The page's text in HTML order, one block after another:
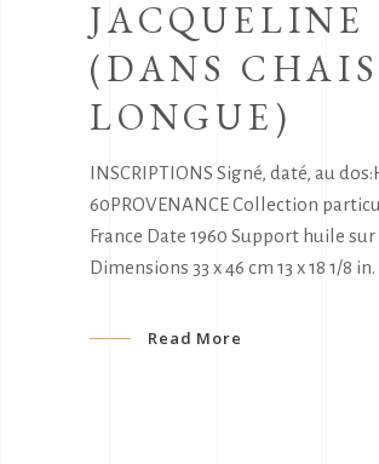
JACQUELINE
(DANS
LONGUE)
INSCRIPTIONS Signé, daté, au
60PROVENANCE Collection
France Date 1960 Support huile
Dimensions 33 x 46 cm 13 x 18 1/8 in.
Read More